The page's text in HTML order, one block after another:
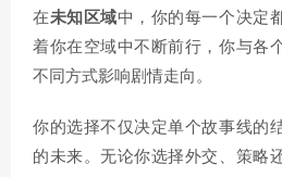
在未知区域中，你的每一个决定
着你在空域中不断前行，你与各
不同方式影响剧情走向。
你的选择不仅决定单个故事线的
的未来。无论你选择外交、策略